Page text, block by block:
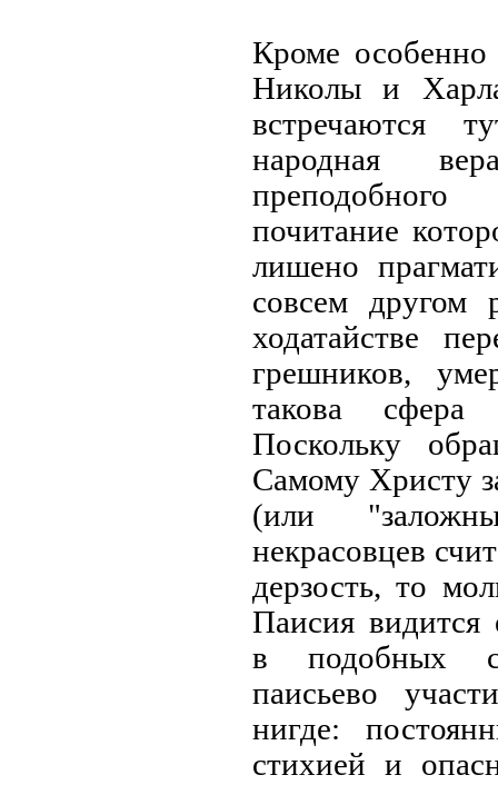
Кроме
Николы и
встречаются
народная
почитание
лишено
совсем другом
ходатайстве
грешников,
такова сфера
Поскольку
Самому Христу
(или
некрасовцев
дерзость, то
Паисия видится
в подобных
паисьево
нигде:
стихией и